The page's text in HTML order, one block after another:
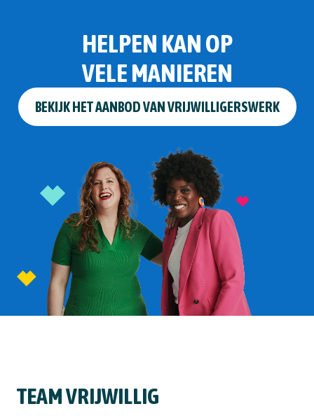
HELPEN KAN OP
VELE MANIEREN
BEKIJK HET AANBOD VAN VRIJWILLIGERSWERK
TEAM VRIJWILLIG